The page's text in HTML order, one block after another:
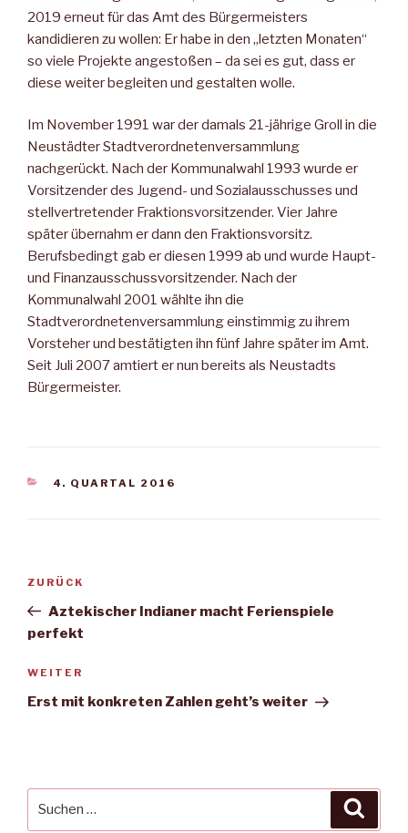
2019 erneut für das Amt des Bürgermeisters
kandidieren zu wollen: Er habe in den „letzten Monaten“
so viele Projekte angestoßen – da sei es gut, dass er
diese weiter begleiten und gestalten wolle.
Im November 1991 war der damals 21-jährige Groll in die
Neustädter Stadtverordnetenversammlung
nachgerückt. Nach der Kommunalwahl 1993 wurde er
Vorsitzender des Jugend- und Sozialausschusses und
stellvertretender Fraktionsvorsitzender. Vier Jahre
später übernahm er dann den Fraktionsvorsitz.
Berufsbedingt gab er diesen 1999 ab und wurde Haupt-
und Finanzausschussvorsitzender. Nach der
Kommunalwahl 2001 wählte ihn die
Stadtverordnetenversammlung einstimmig zu ihrem
Vorsteher und bestätigten ihn fünf Jahre später im Amt.
Seit Juli 2007 amtiert er nun bereits als Neustadts
Bürgermeister.
KATEGORIEN
4. QUARTAL 2016
Beitragsnavigation
Vorheriger
Beitrag
ZURÜCK
Aztekischer Indianer macht Ferienspiele
perfekt
Nächster
Beitrag
WEITER
Erst mit konkreten Zahlen geht’s weiter